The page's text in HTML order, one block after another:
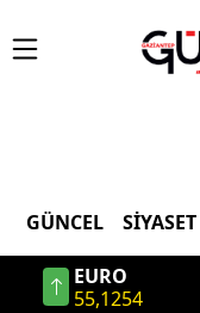
GÜNCEL SIYASET
EURO
55,1254